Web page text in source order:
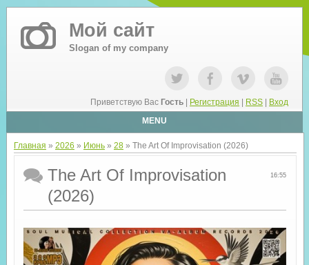
Мой сайт
Slogan of my company
Приветствую Вас Гость Регистрация RSS
Вход
MENU
Главная » 2026 » Июнь » 28» The Art Of Improvisation (2026)
16:55
The Art Of Improvisation
(2026)